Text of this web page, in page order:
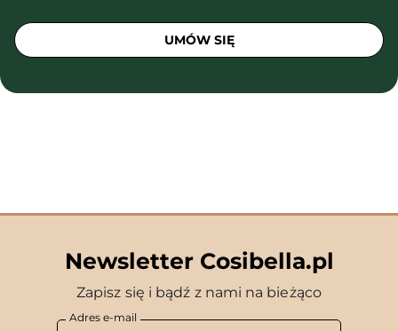
UMÓW SIĘ
Newsletter Cosibella.pl
Zapisz się i bądź z nami na bieżąco
Adres e-mail